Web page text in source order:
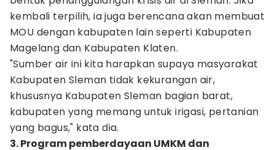
kembali terpilih, ia juga berencana akan membuat
MOU dengan kabupaten lain seperti Kabupaten
Magelang dan Kabupaten Klaten.
"Sumber air ini kita harapkan supaya masyarakat
Kabupaten Sleman tidak kekurangan air,
khususnya Kabupaten Sleman bagian barat,
kabupaten yang memang untuk irigasi, pertanian
yang bagus," kata dia.
3. Program pemberdayaan UMKM dan